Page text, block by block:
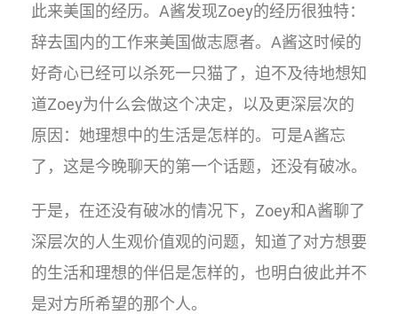
此来美国的经历。A酱发现Zoey的经历很独特：
辞去国内的工作来美国做志愿者。A酱这时候的
好奇心已经可以杀死一只猫了，迫不及待地想知
道Zoey为什么会做这个决定，以及更深层次的
原因：她理想中的生活是怎样的。可是A酱忘
了，这是今晚聊天的第一个话题，还没有破冰。
于是，在还没有破冰的情况下，Zoey和A酱聊了
深层次的人生观价值观的问题，知道了对方想要
的生活和理想的伴侣是怎样的，也明白彼此并不
是对方所希望的那个人。